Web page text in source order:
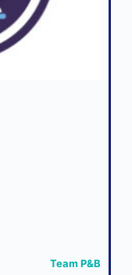
Team P&B